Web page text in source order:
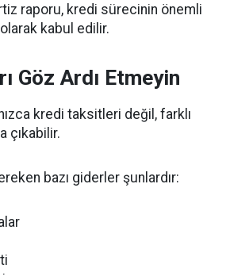
raporu, kredi sürecinin önemli
kabul edilir.
Göz Ardı Etmeyin
kredi taksitleri değil, farklı
çıkabilir.
bazı giderler şunlardır: